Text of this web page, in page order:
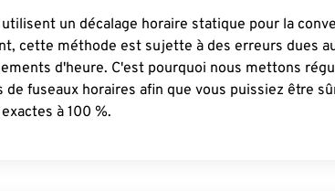
un décalage horaire statique pour la
cette méthode est sujette à des erreurs dues
d'heure. C'est pourquoi nous mettons
de fuseaux horaires afin que vous puissiez être
à 100 %.